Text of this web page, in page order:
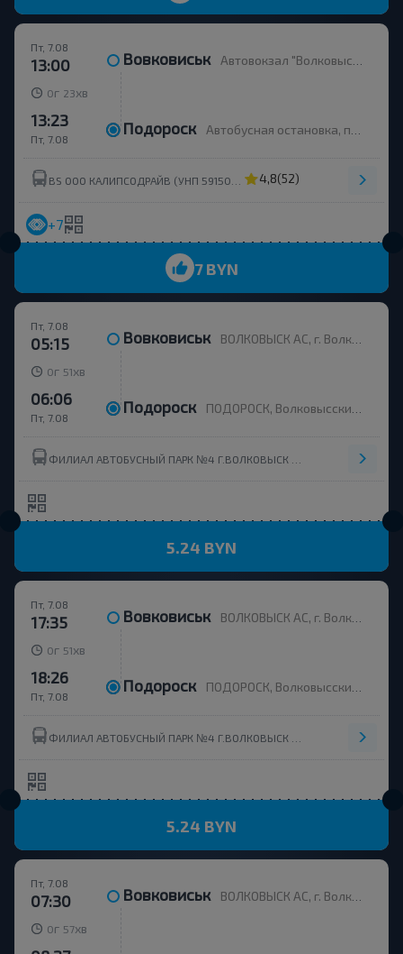
Пт, 7.08
13:00 Вовковиськ Автовокзал "Волковыск", ул. Жолудева, платформа 3
0г 23 хв
Пт, 7.08
13:23 Подороск Автобусная остановка, платформа остановка
4,8(52)
+7
7 BYN
Пт, 7.08
05:15 Вовковиськ ВОЛКОВЫСК АС, г. Волковыск, ул. Жолудева 51а, Беларусь
0г 51 хв
Пт, 7.08
06:06 Подороск ПОДОРОСК, Волковысский р-н ГРОДНЕНСКАЯ ОБЛ. Беларусь
5.24 BYN
Пт, 7.08
17:35 Вовковиськ ВОЛКОВЫСК АС, г. Волковыск, ул. Жолудева 51а, Беларусь
0г 51 хв
Пт, 7.08
18:26 Подороск ПОДОРОСК, Волковысский р-н ГРОДНЕНСКАЯ ОБЛ. Беларусь
5.24 BYN
Пт, 7.08
07:30 Вовковиськ ВОЛКОВЫСК АС, г. Волковыск, ул. Жолудева 51а, Беларусь
0г 57 хв